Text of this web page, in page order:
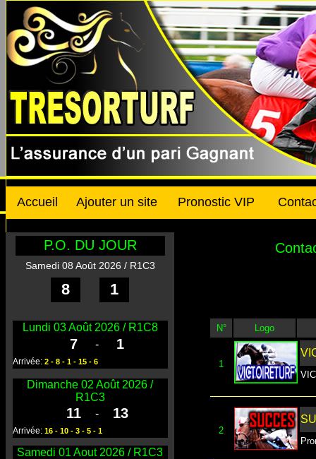
Accueil Ajouter un site Pronostic VIP
P.O. DU JOUR
Samedi 08 Août 2026 / R1C3
8 1
Lundi 03 Août 2026 / R1C8
7 - 1
Arrivée: 2 - 8 - 1 - 15 - 6
Dimanche 02 Août 2026 /
R1C3
11 - 13
Arrivée: 16 - 10 - 3 - 5 - 1
Samedi 01 Aout 2026 / R1C3
N° Logo
1
2